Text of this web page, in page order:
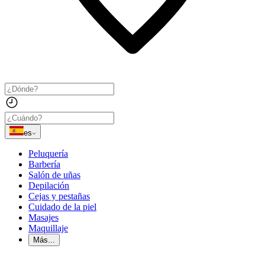
es
Peluquería
Barbería
Salón de uñas
Depilación
Cejas y pestañas
Cuidado de la piel
Masajes
Maquillaje
Más...